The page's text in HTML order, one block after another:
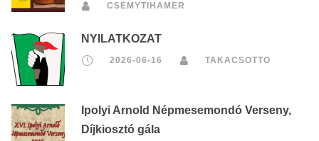
CSEMYTIHAMER
NYILATKOZAT
2026-06-16 TAKACSOTTO
Ipolyi Arnold Népmesemondó Verseny,
Díjkiosztó gála